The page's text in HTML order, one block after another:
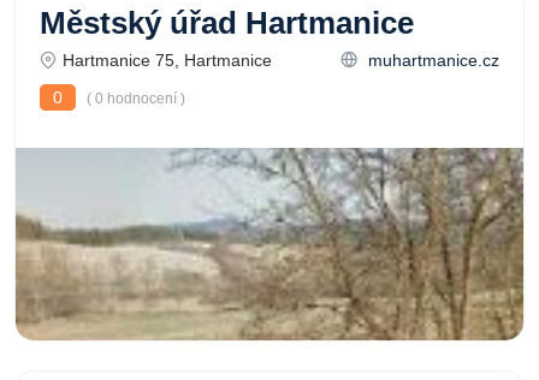
Městský úřad Hartmanice
Hartmanice 75, Hartmanice
muhartmanice.cz
0
( 0 hodnocení )